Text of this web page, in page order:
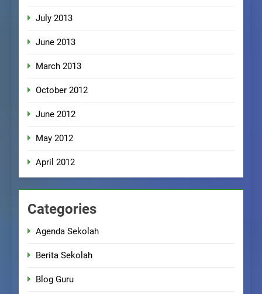
July 2013
June 2013
March 2013
October 2012
June 2012
May 2012
April 2012
Categories
Agenda Sekolah
Berita Sekolah
Blog Guru